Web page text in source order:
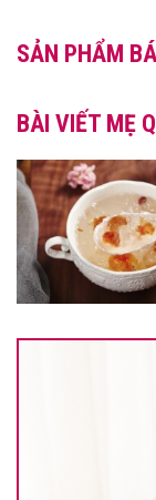
SẢN PHẨM
BÀI VIẾT MẸ